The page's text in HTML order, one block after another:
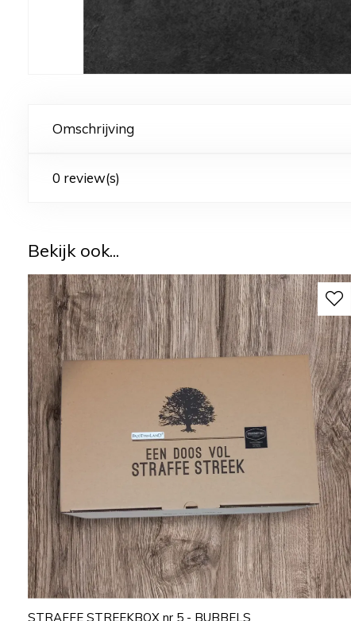
Omschrijving
0 review(s)
Bekijk ook...
STRAFFE STREEKBOX nr 5 - BUBBELS